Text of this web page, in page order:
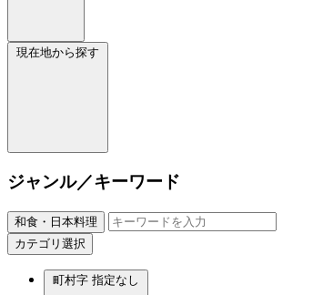
現在地から探す
ジャンル／キーワード
和食・日本料理
カテゴリ選択
町村字 指定なし